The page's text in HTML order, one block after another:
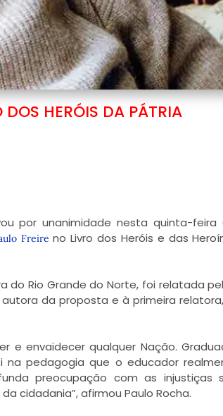
DOS HERÓIS DA PÁTRIA
por unanimidade nesta quinta-feira
Freire no Livro dos Heróis e das
do Rio Grande do Norte, foi relatada
da proposta e à primeira
e envaidecer qualquer Nação.
pedagogia que o educador
preocupação com as injustiças
cidadania”, afirmou Paulo Rocha.